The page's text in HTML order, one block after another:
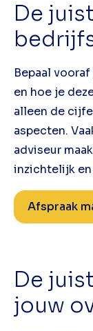
De
Bepaal
en hoe je
alleen de
aspecten.
adviseur
inzichtelijk en
Afspraak
De
jouw